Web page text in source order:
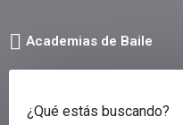
Academias de Baile
¿Qué estás buscando?